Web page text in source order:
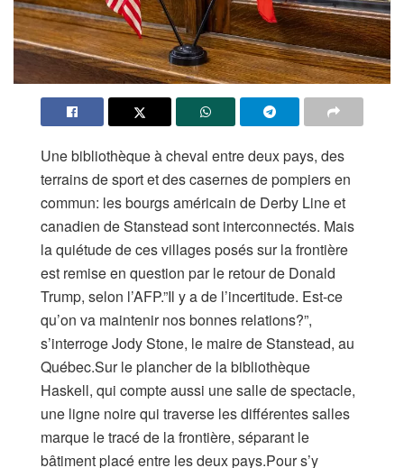
Une bibliothèque à cheval entre deux pays, des
terrains de sport et des casernes de pompiers en
commun: les bourgs américain de Derby Line et
canadien de Stanstead sont interconnectés. Mais
la quiétude de ces villages posés sur la frontière
est remise en question par le retour de Donald
Trump, selon l’AFP.”Il y a de l’incertitude. Est-ce
qu’on va maintenir nos bonnes relations?”,
s’interroge Jody Stone, le maire de Stanstead, au
Québec.Sur le plancher de la bibliothèque
Haskell, qui compte aussi une salle de spectacle,
une ligne noire qui traverse les différentes salles
marque le tracé de la frontière, séparant le
bâtiment placé entre les deux pays.Pour s’y